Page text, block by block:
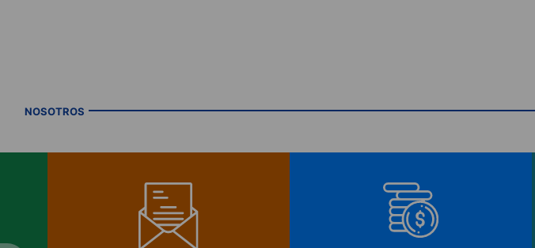
NOSOTROS